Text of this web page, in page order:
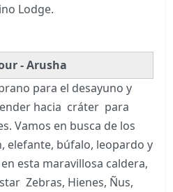
Lodge.
- Arusha
para el desayuno y
hacia cráter para
Vamos en busca de los
elefante, búfalo, leopardo y
esta maravillosa caldera,
Zebras, Hienes, Ñus,